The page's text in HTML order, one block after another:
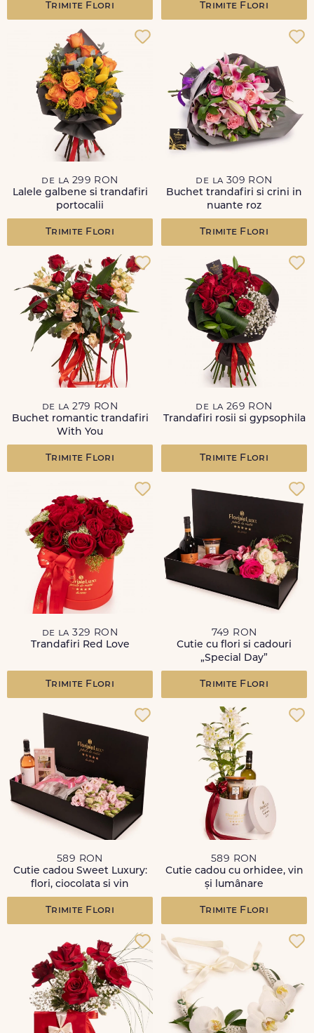
Trimite Flori Trimite Flori
de la 299 RON
Lalele galbene si trandafiri
portocalii
Trimite Flori
de la 309 RON
Buchet trandafiri si crini in
nuante roz
Trimite Flori
de la 279 RON
Buchet romantic trandafiri
With You
Trimite Flori
de la 269 RON
Trandafiri rosii si gypsophila
Trimite Flori
de la 329 RON
Trandafiri Red Love
Trimite Flori
749 RON
Cutie cu flori si cadouri
„Special Day”
Trimite Flori
589 RON
Cutie cadou Sweet Luxury:
flori, ciocolata si vin
Trimite Flori
589 RON
Cutie cadou cu orhidee, vin
și lumânare
Trimite Flori